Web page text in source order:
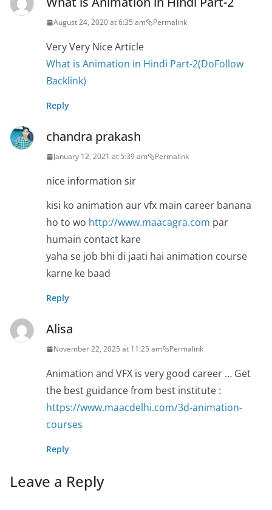
August 24, 2020 at 6:35 am Permalink
Very Very Nice Article
What is Animation in Hindi Part-2(DoFollow
Backlink)
Reply
chandra prakash
January 12, 2021 at 5:39 am Permalink
nice information sir
kisi ko animation aur vfx main career banana
ho to wo http://www.maacagra.com par
humain contact kare
yaha se job bhi di jaati hai animation course
karne ke baad
Reply
Alisa
November 22, 2025 at 11:25 am Permalink
Animation and VFX is very good career … Get
the best guidance from best institute :
https://www.maacdelhi.com/3d-animation-
courses
Reply
Leave a Reply